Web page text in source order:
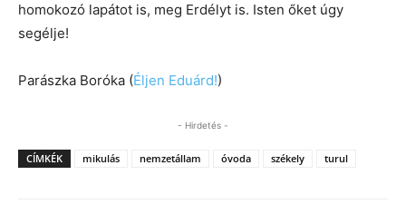
homokozó lapátot is, meg Erdélyt is. Isten őket úgy
segélje!
Parászka Boróka (Éljen Eduárd!)
- Hirdetés -
CÍMKÉK mikulás nemzetállam óvoda székely turul